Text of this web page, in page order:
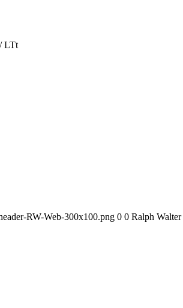
/ LTt
RW-Web-300x100.png 0 0 Ralph Walter